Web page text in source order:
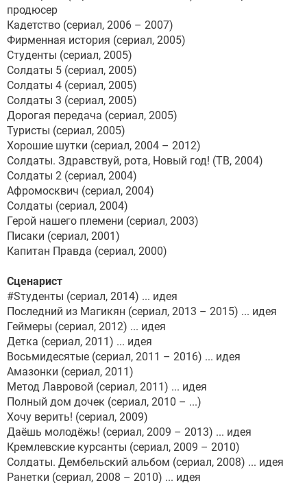
продюсер
Кадетство (сериал, 2006 – 2007)
Фирменная история (сериал, 2005)
Студенты (сериал, 2005)
Солдаты 5 (сериал, 2005)
Солдаты 4 (сериал, 2005)
Солдаты 3 (сериал, 2005)
Дорогая передача (сериал, 2005)
Туристы (сериал, 2005)
Хорошие шутки (сериал, 2004 – 2012)
Солдаты. Здравствуй, рота, Новый год! (ТВ, 2004)
Солдаты 2 (сериал, 2004)
Афромосквич (сериал, 2004)
Солдаты (сериал, 2004)
Герой нашего племени (сериал, 2003)
Писаки (сериал, 2001)
Капитан Правда (сериал, 2000)
Сценарист
#Sтуденты (сериал, 2014) ... идея
Последний из Магикян (сериал, 2013 – 2015) ... идея
Геймеры (сериал, 2012) ... идея
Детка (сериал, 2011) ... идея
Восьмидесятые (сериал, 2011 – 2016) ... идея
Амазонки (сериал, 2011)
Метод Лавровой (сериал, 2011) ... идея
Полный дом дочек (сериал, 2010 – ...)
Хочу верить! (сериал, 2009)
Даёшь молодёжь! (сериал, 2009 – 2013) ... идея
Кремлевские курсанты (сериал, 2009 – 2010)
Солдаты. Дембельский альбом (сериал, 2008) ... идея
Ранетки (сериал, 2008 – 2010) ... идея